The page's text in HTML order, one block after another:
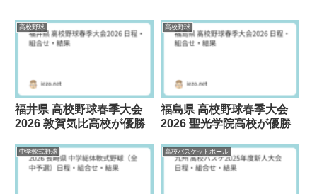
高校野球
福井県 高校野球春季大会
2026 敦賀気比高校が優勝
高校野球
福島県 高校野球春季大会
2026 聖光学院高校が優勝
中学軟式野球 高校バスケットボール